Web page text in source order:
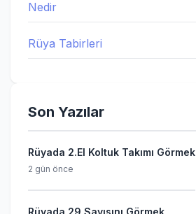
Nedir
Rüya Tabirleri
Son Yazılar
Rüyada 2.El Koltuk Takımı Görmek
2 gün önce
Rüyada 29 Sayısını Görmek